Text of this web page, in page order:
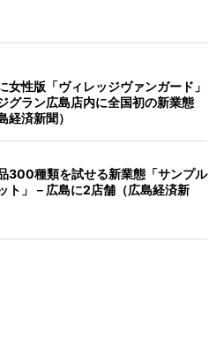
女性版「ヴィレッジヴァンガード」
グラン広島店内に全国初の新業態
経済新聞）
300種類を試せる新業態「サンプル
ト」－広島に2店舗（広島経済新